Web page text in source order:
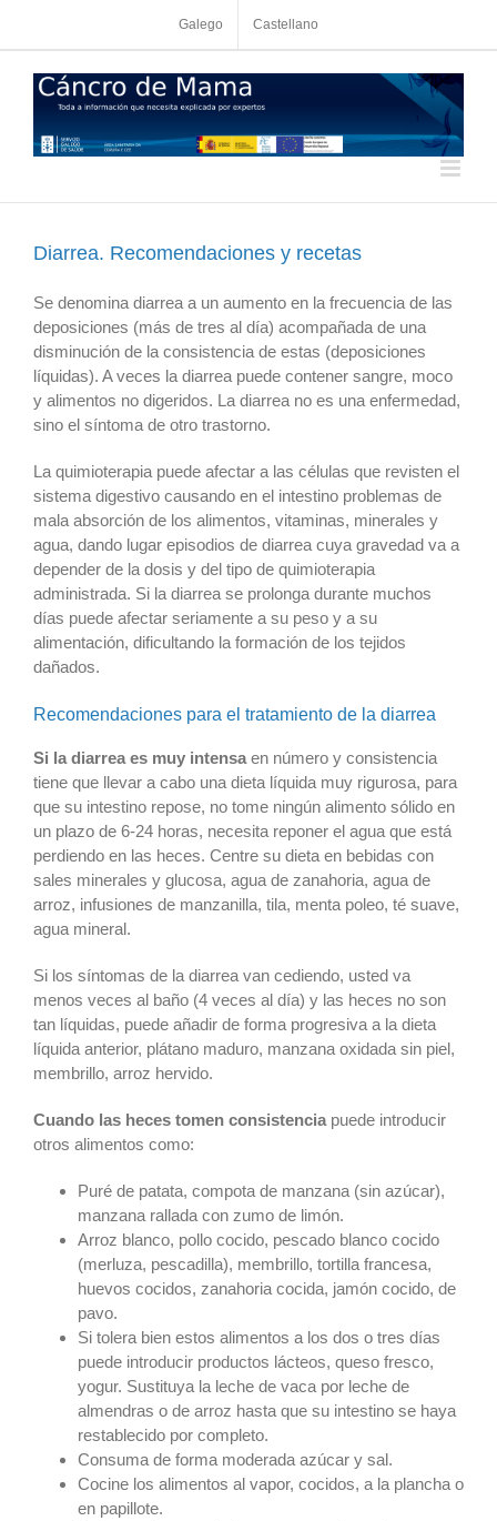
Galego Castellano
Diarrea. Recomendaciones y recetas
Se denomina diarrea a un aumento en la frecuencia de las
deposiciones (más de tres al día) acompañada de una
disminución de la consistencia de estas (deposiciones
líquidas). A veces la diarrea puede contener sangre, moco
y alimentos no digeridos. La diarrea no es una enfermedad,
sino el síntoma de otro trastorno.
La quimioterapia puede afectar a las células que revisten el
sistema digestivo causando en el intestino problemas de
mala absorción de los alimentos, vitaminas, minerales y
agua, dando lugar episodios de diarrea cuya gravedad va a
depender de la dosis y del tipo de quimioterapia
administrada. Si la diarrea se prolonga durante muchos
días puede afectar seriamente a su peso y a su
alimentación, dificultando la formación de los tejidos
dañados.
Recomendaciones para el tratamiento de la diarrea
Si la diarrea es muy intensa en número y consistencia
tiene que llevar a cabo una dieta líquida muy rigurosa, para
que su intestino repose, no tome ningún alimento sólido en
un plazo de 6-24 horas, necesita reponer el agua que está
perdiendo en las heces. Centre su dieta en bebidas con
sales minerales y glucosa, agua de zanahoria, agua de
arroz, infusiones de manzanilla, tila, menta poleo, té suave,
agua mineral.
Si los síntomas de la diarrea van cediendo, usted va
menos veces al baño (4 veces al día) y las heces no son
tan líquidas, puede añadir de forma progresiva a la dieta
líquida anterior, plátano maduro, manzana oxidada sin piel,
membrillo, arroz hervido.
Cuando las heces tomen consistencia puede introducir
otros alimentos como:
Puré de patata, compota de manzana (sin azúcar),
manzana rallada con zumo de limón.
Arroz blanco, pollo cocido, pescado blanco cocido
(merluza, pescadilla), membrillo, tortilla francesa,
huevos cocidos, zanahoria cocida, jamón cocido, de
pavo.
Si tolera bien estos alimentos a los dos o tres días
puede introducir productos lácteos, queso fresco,
yogur. Sustituya la leche de vaca por leche de
almendras o de arroz hasta que su intestino se haya
restablecido por completo.
Consuma de forma moderada azúcar y sal.
Cocine los alimentos al vapor, cocidos, a la plancha o
en papillote.